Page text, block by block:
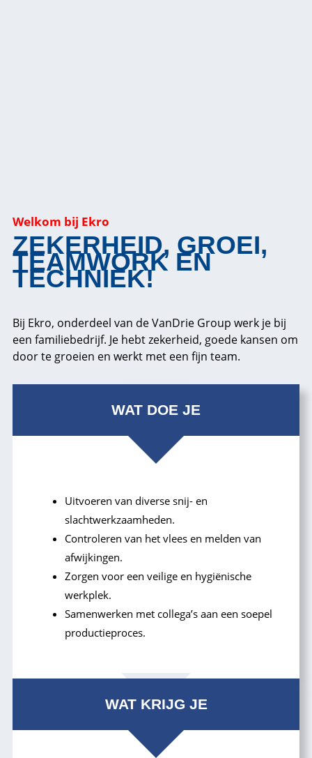
Welkom bij Ekro
ZEKERHEID, GROEI,
TEAMWORK EN
TECHNIEK!
Bij Ekro, onderdeel van de VanDrie Group werk je bij
een familiebedrijf. Je hebt zekerheid, goede kansen om
door te groeien en werkt met een fijn team.
WAT DOE JE
Uitvoeren van diverse snij- en
slachtwerkzaamheden.
Controleren van het vlees en melden van
afwijkingen.
Zorgen voor een veilige en hygiënische
werkplek.
Samenwerken met collega’s aan een soepel
productieproces.
WAT KRIJG JE